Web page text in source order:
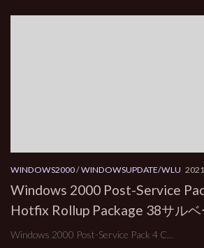
WINDOWS2000/WINDOWSUPDATE/WLU
Windows 2000 Post-Service
Hotfix Rollup Package 38サルベ
Windows 2000 Post-Service Pack 4 C...